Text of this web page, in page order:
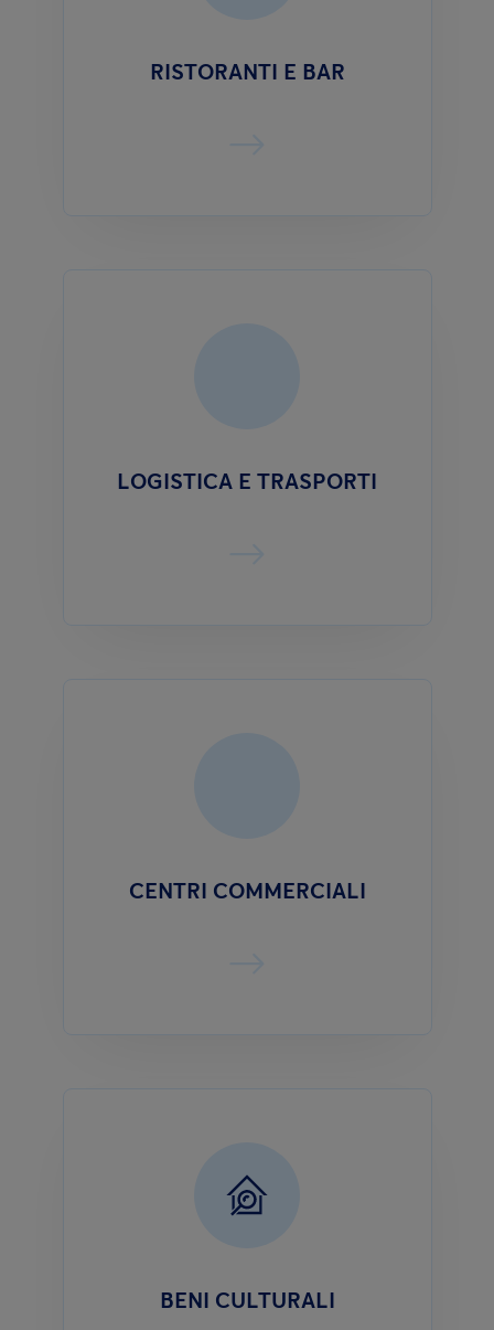
RISTORANTI E BAR
LOGISTICA E TRASPORTI
CENTRI COMMERCIALI
BENI CULTURALI